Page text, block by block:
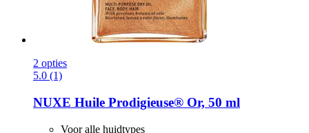
2 opties
5.0 (1)
NUXE Huile Prodigieuse® Or, 50 ml
Voor alle huidtypes